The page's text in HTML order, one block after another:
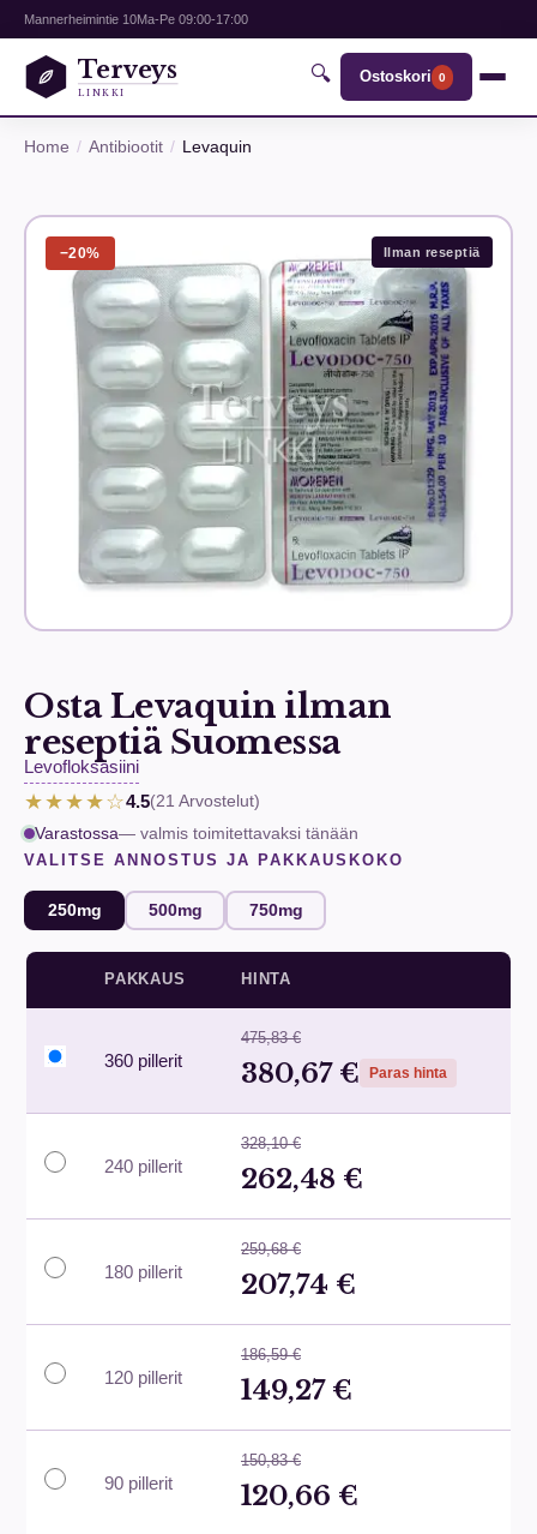
Mannerheimintie 10Ma-Pe 09:00-17:00
Terveys
LINKKI
🔍 Ostoskori 0
Home Antibiootit Levaquin
−20% Ilman reseptiä
Osta Levaquin ilman
reseptiä Suomessa
Levofloksasiini
★★★★☆4.5(21 Arvostelut)
Varastossa— valmis toimitettavaksi tänään
VALITSE ANNOSTUS JA PAKKAUSKOKO
250mg 500mg 750mg
PAKKAUS HINTA
360 pillerit
475,83 €
380,67 € Paras hinta
240 pillerit
328,10 €
262,48 €
180 pillerit
259,68 €
207,74 €
120 pillerit
186,59 €
149,27 €
90 pillerit
150,83 €
120,66 €